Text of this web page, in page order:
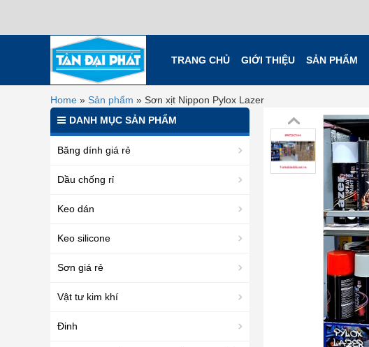
TRANG CHỦ GIỚI THIỆU SẢN PHẨM
Home » Sản phẩm » Sơn xịt Nippon Pylox Lazer
DANH MỤC SẢN PHẨM
Băng dính giá rẻ
Dầu chống rỉ
Keo dán
Keo silicone
Sơn giá rẻ
Vật tư kim khí
Đinh